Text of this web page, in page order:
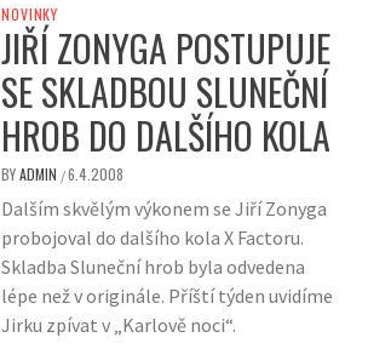
NOVINKY
JIŘÍ ZONYGA POSTUPUJE
SE SKLADBOU SLUNEČNÍ
HROB DO DALŠÍHO KOLA
BYADMIN /6.4.2008
Dalším skvělým výkonem se Jiří Zonyga
probojoval do dalšího kola X Factoru.
Skladba Sluneční hrob byla odvedena
lépe než v originále. Příští týden uvidíme
Jirku zpívat v „Karlově noci“.